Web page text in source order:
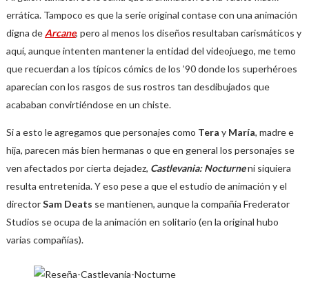
errática. Tampoco es que la serie original contase con una animación
digna de Arcane, pero al menos los diseños resultaban carismáticos y
aquí, aunque intenten mantener la entidad del videojuego, me temo
que recuerdan a los típicos cómics de los ’90 donde los superhéroes
aparecían con los rasgos de sus rostros tan desdibujados que
acababan convirtiéndose en un chiste.
Si a esto le agregamos que personajes como Tera y María, madre e
hija, parecen más bien hermanas o que en general los personajes se
ven afectados por cierta dejadez, Castlevania: Nocturneni siquiera
resulta entretenida. Y eso pese a que el estudio de animación y el
directorSam Deats se mantienen, aunque la compañía Frederator
Studios se ocupa de la animación en solitario (en la original hubo
varias compañías).